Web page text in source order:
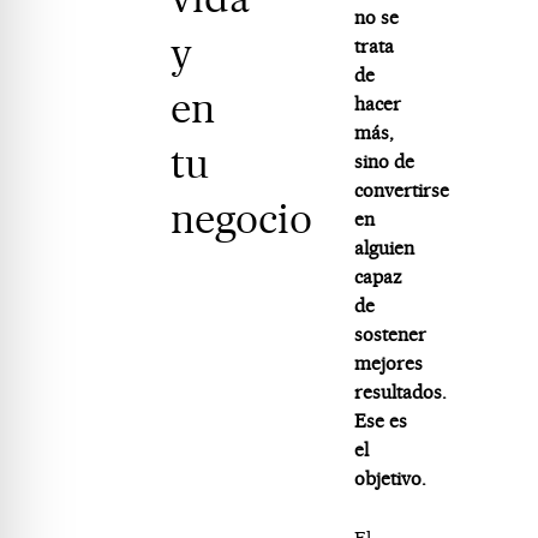
y
en
tu
negocio
no se
trata
de
hacer
más,
sino de
convertirse
en
alguien
capaz
de
sostener
mejores
resultados.
Ese es
el
objetivo.